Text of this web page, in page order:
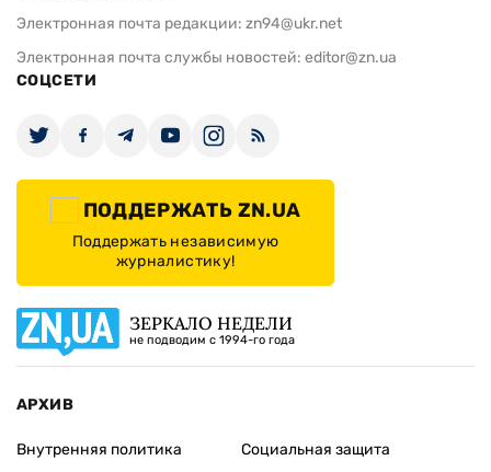
Электронная почта редакции: zn94@ukr.net
Электронная почта службы новостей: editor@zn.ua
СОЦСЕТИ
ПОДДЕРЖАТЬ ZN.UA
Поддержать независимую
журналистику!
ЗЕРКАЛО НЕДЕЛИ
не подводим с 1994-го года
АРХИВ
Внутренняя политика
Социальная защита